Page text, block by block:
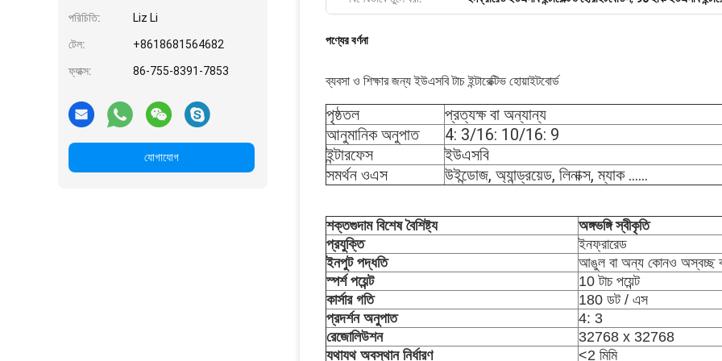
পরিচিতি: Liz Li
টেল: +8618681564682
ফ্যাক্স: 86-755-8391-7853
যোগাযোগ
পণ্যের বর্ণনা
ব্যবসা ও শিক্ষার জন্য ইউএসবি টাচ ইন্টারেক্টিভ হোয়াইটবোর্ড
পৃষ্ঠতল
প্রত্যক্ষ বা অন্যান্য
আনুমানিক অনুপাত
4: 3/16: 10/16: 9
ইন্টারফেস
ইউএসবি
সমর্থন ওএস
উইন্ডোজ, অ্যান্ড্রয়েড, লিনাক্স, ম্যাক ......
শক্তগুদাম বিশেষ বৈশিষ্ট্য
অঙ্গভঙ্গি স্বীকৃতি
প্রযুক্তি
ইনফ্রারেড
ইনপুট পদ্ধতি
আঙুল বা অন্য কোনও অস্বচ্ছ
স্পর্শপয়েন্ট
10 টাচ পয়েন্ট
কার্সার গতি
180 ডট / এস
প্রদর্শন অনুপাত
4: 3
রেজোলিউশন
32768 x 32768
যথাযথ অবস্থান নির্ধারণ
<2 মিমি